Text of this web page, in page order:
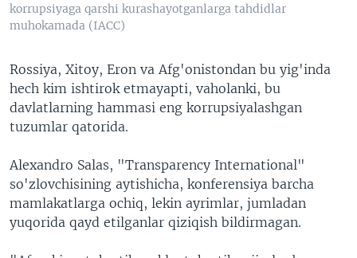
korrupsiyaga qarshi kurashayotganlarga tahdidlar
muhokamada (IACC)
Rossiya, Xitoy, Eron va Afg'onistondan bu yig'inda
hech kim ishtirok etmayapti, vaholanki, bu
davlatlarning hammasi eng korrupsiyalashgan
tuzumlar qatorida.
Alexandro Salas, "Transparency International"
so'zlovchisining aytishicha, konferensiya barcha
mamlakatlarga ochiq, lekin ayrimlar, jumladan
yuqorida qayd etilganlar qiziqish bildirmagan.